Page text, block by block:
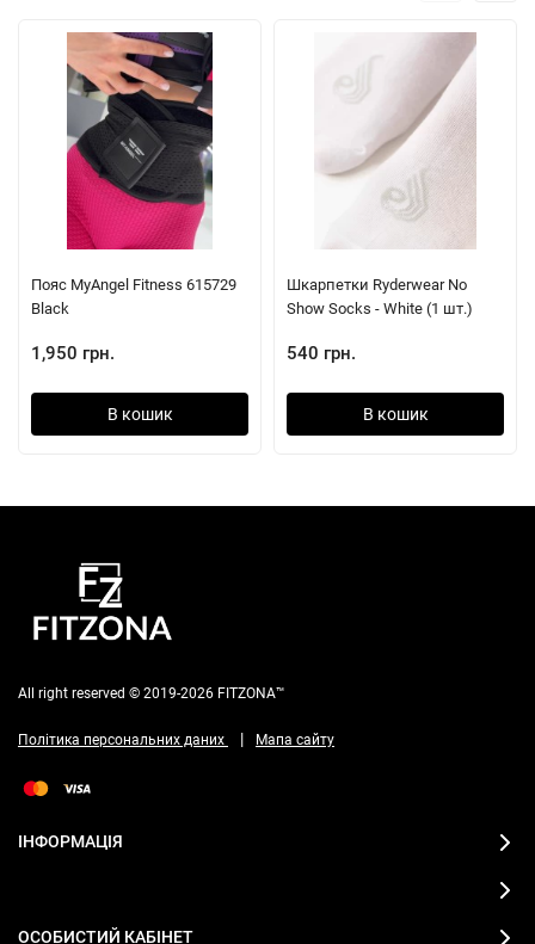
Пояс MyAngel Fitness 615729
Black
1,950 грн.
В кошик
Шкарпетки Ryderwear No
Show Socks - White (1 шт.)
540 грн.
В кошик
All right reserved © 2019-2026 FITZONA™
Політика персональних даних | Мапа сайту
ІНФОРМАЦІЯ
ОСОБИСТИЙ КАБІНЕТ